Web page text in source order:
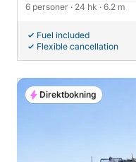
6 personer · 24 hk · 6.2 m
Fuel included
Flexible cancellation
Direktbokning